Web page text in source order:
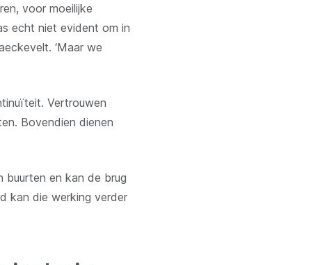
voor moeilijke
echt niet evident om in
‘Maar we
Vertrouwen
Bovendien dienen
buurten en kan de brug
kan die werking verder